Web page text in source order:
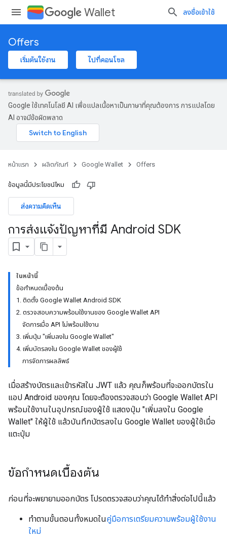
Wallet ลงชื่อเข้าใช้
Offers
เริ่มต้นใช้งาน ไปที่คอนโซล
Google ใช้เทคโนโลยี AI เพื่อแปลเนื้อหาเป็นภาษาที่คุณต้องการ การแปลโดย
AI อาจมีข้อผิดพลาด
หน้าแรก ผลิตภัณฑ์ Google Wallet Offers
ข้อมูลนี้มีประโยชน์ไหม
ส่งความคิดเห็น
การส่งแจ้งปัญหาที่มี Android SDK
ในหน้านี้
ข้อกำหนดเบื้องต้น
1. ติดตั้ง Google Wallet Android SDK
2. ตรวจสอบความพร้อมใช้งานของ Google Wallet API
จัดการเมื่อ API ไม่พร้อมใช้งาน
3. เพิ่มปุ่ม "เพิ่มลงใน Google Wallet"
4. เพิ่มบัตรลงใน Google Wallet ของผู้ใช้
การจัดการผลลัพธ์
เมื่อสร้างบัตรและเข้ารหัสใน JWT แล้ว คุณก็พร้อมที่จะออกบัตรใน
แอป Android ของคุณ โดยจะต้องตรวจสอบว่า Google Wallet API
พร้อมใช้งานในอุปกรณ์ของผู้ใช้ แสดงปุ่ม "เพิ่มลงใน Google
Wallet" ให้ผู้ใช้ แล้วบันทึกบัตรลงใน Google Wallet ของผู้ใช้เมื่อ
แตะปุ่ม
ข้อกำหนดเบื้องต้น
ก่อนที่จะพยายามออกบัตร โปรดตรวจสอบว่าคุณได้ทำสิ่งต่อไปนี้แล้ว
ทำตามขั้นตอนทั้งหมดในคู่มือการเตรียมความพร้อมผู้ใช้งาน
ใหม่